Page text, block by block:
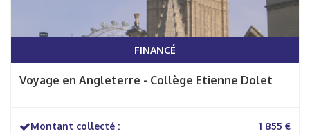
FINANCÉ
Voyage en Angleterre - Collège Etienne Dolet
Montant collecté : 1 855 €